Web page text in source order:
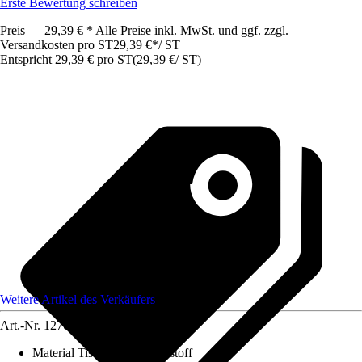
Erste Bewertung schreiben
Preis — 29,39 € * Alle Preise inkl. MwSt. und ggf. zzgl.
Versandkosten pro ST29,39 €*/ ST
Entspricht 29,39 € pro ST(29,39 €/ ST)
Weitere Artikel des Verkäufers
Art.-Nr. 12707649
Material Tischplatte
Kunststoff